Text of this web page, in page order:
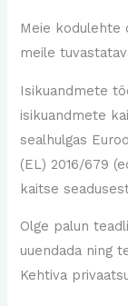
Meie kodulehte
meile
Isikuandmete
isikuandmete
sealhulgas
(EL) 2016/679
kaitse
Olge palun
uuendada ning
Kehtiva